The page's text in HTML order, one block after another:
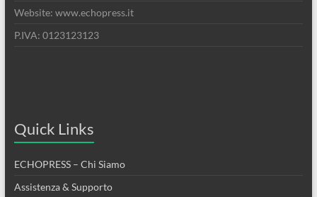
Website: www.echopress.it
P.IVA: 0123123123
Quick Links
ECHOPRESS – Chi Siamo
Assistenza & Supporto